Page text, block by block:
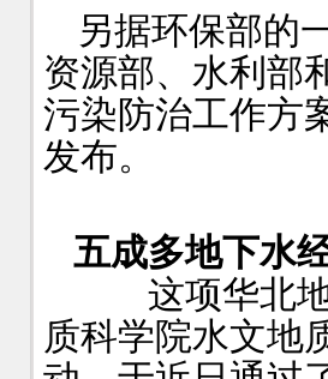
另据环保部的
资源部、水利部
污染防治工作方
发布。
五成多地下水
这项华北地
质科学院水文地